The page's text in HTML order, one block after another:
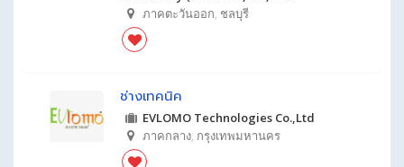
ภาคตะวันออก, ชลบุรี
ช่างเทคนิค
EVLOMO Technologies Co.,Ltd
ภาคกลาง, กรุงเทพมหานคร